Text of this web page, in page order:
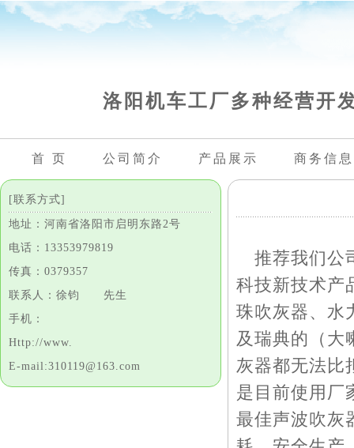
洛阳机车工厂多种经营开
首 页 公司简介 产品展示 商务信息
[联系方式]
地址：河南省洛阳市启明东路2号
电话：13353979819
传真：0379357
联系人：徐钧 先生
手机：
Http://www.
E-mail:310119@163.com
推荐我们公
科技新技术产
珠吹灰器、水
及瑞典的（大
灰器都无法比
是目前使用厂
最佳声波吹灰